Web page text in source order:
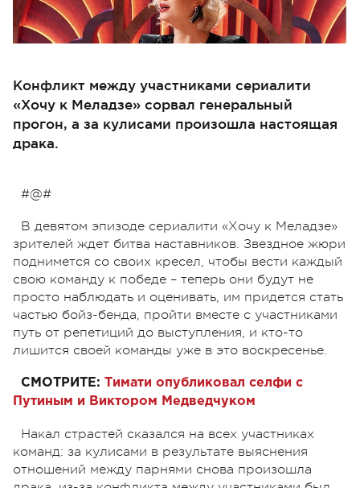
Конфликт между участниками сериалити
«Хочу к Меладзе» сорвал генеральный
прогон, а за кулисами произошла настоящая
драка.
#@#
В девятом эпизоде сериалити «Хочу к Меладзе»
зрителей ждет битва наставников. Звездное жюри
поднимется со своих кресел, чтобы вести каждый
свою команду к победе – теперь они будут не
просто наблюдать и оценивать, им придется стать
частью бойз-бенда, пройти вместе с участниками
путь от репетиций до выступления, и кто-то
лишится своей команды уже в это воскресенье.
СМОТРИТЕ: Тимати опубликовал селфи с
Путиным и Виктором Медведчуком
Накал страстей сказался на всех участниках
команд: за кулисами в результате выяснения
отношений между парнями снова произошла